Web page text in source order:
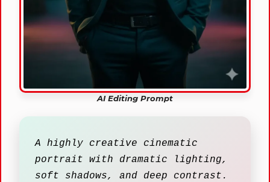
AI Editing Prompt
A highly creative cinematic
portrait with dramatic lighting,
soft shadows, and deep contrast.